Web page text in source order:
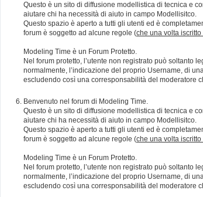
Questo è un sito di diffusione modellistica di tecnica e
aiutare chi ha necessità di aiuto in campo Modellisitco.
Questo spazio è aperto a tutti gli utenti ed è
forum è soggetto ad alcune regole (che una volta
Modeling Time è un Forum Protetto.
Nel forum protetto, l’utente non registrato può soltanto
normalmente, l’indicazione del proprio Username, di
escludendo così una corresponsabilità del moderatore
Benvenuto nel forum di Modeling Time.
Questo è un sito di diffusione modellistica di tecnica e
aiutare chi ha necessità di aiuto in campo Modellisitco.
Questo spazio è aperto a tutti gli utenti ed è
forum è soggetto ad alcune regole (che una volta
Modeling Time è un Forum Protetto.
Nel forum protetto, l’utente non registrato può soltanto
normalmente, l’indicazione del proprio Username, di
escludendo così una corresponsabilità del moderatore